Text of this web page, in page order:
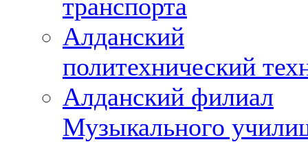
транспорта
Алданский
политехнический
Алданский филиал
Музыкального